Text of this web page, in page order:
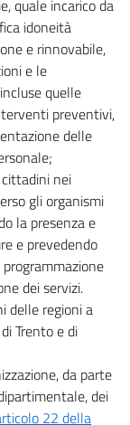
quale incarico da
idoneità
e rinnovabile,
e le
quelle
preventivi,
delle
nei
gli organismi
la presenza e
e prevedendo
dei servizi.
delle regioni a
Trento e di
da parte
dei
22 della